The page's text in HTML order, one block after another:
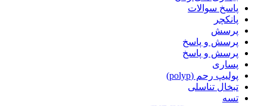
پاسخ سوالات
پانکچر
پرسش
پرسش و پاسخ
پرسش و پاسخ
پساری
پولیپ رحم (polyp)
تبخال تناسلی
تسه